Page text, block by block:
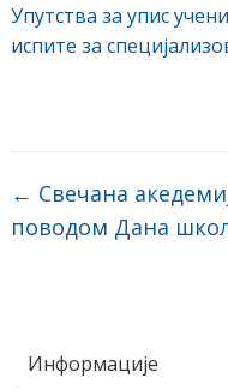
Информације
Упутства за упис
испите за
← Свечана
поводом Дана